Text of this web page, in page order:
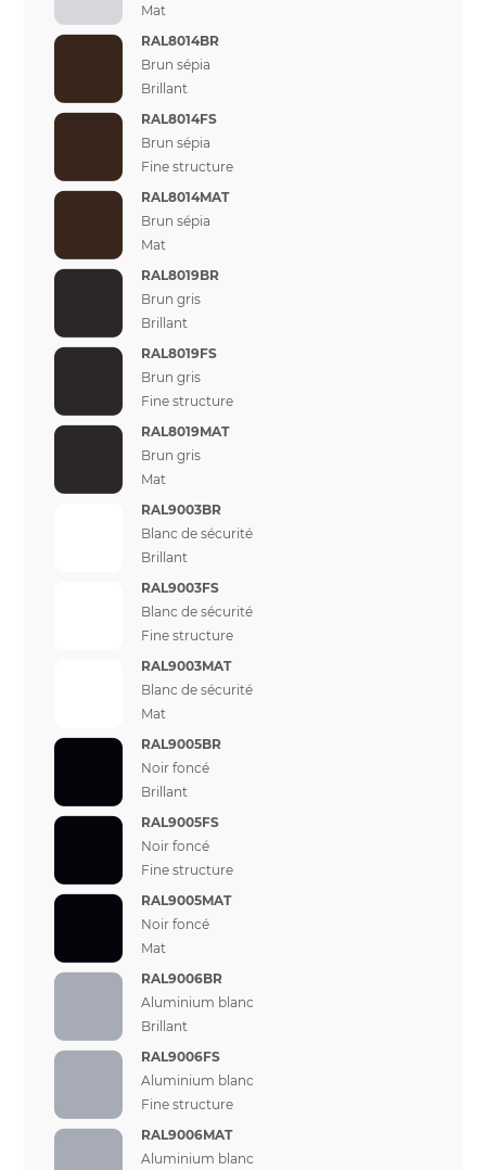
Mat
RAL8014BR
Brun sépia
Brillant
RAL8014FS
Brun sépia
Fine structure
RAL8014MAT
Brun sépia
Mat
RAL8019BR
Brun gris
Brillant
RAL8019FS
Brun gris
Fine structure
RAL8019MAT
Brun gris
Mat
RAL9003BR
Blanc de sécurité
Brillant
RAL9003FS
Blanc de sécurité
Fine structure
RAL9003MAT
Blanc de sécurité
Mat
RAL9005BR
Noir foncé
Brillant
RAL9005FS
Noir foncé
Fine structure
RAL9005MAT
Noir foncé
Mat
RAL9006BR
Aluminium blanc
Brillant
RAL9006FS
Aluminium blanc
Fine structure
RAL9006MAT
Aluminium blanc